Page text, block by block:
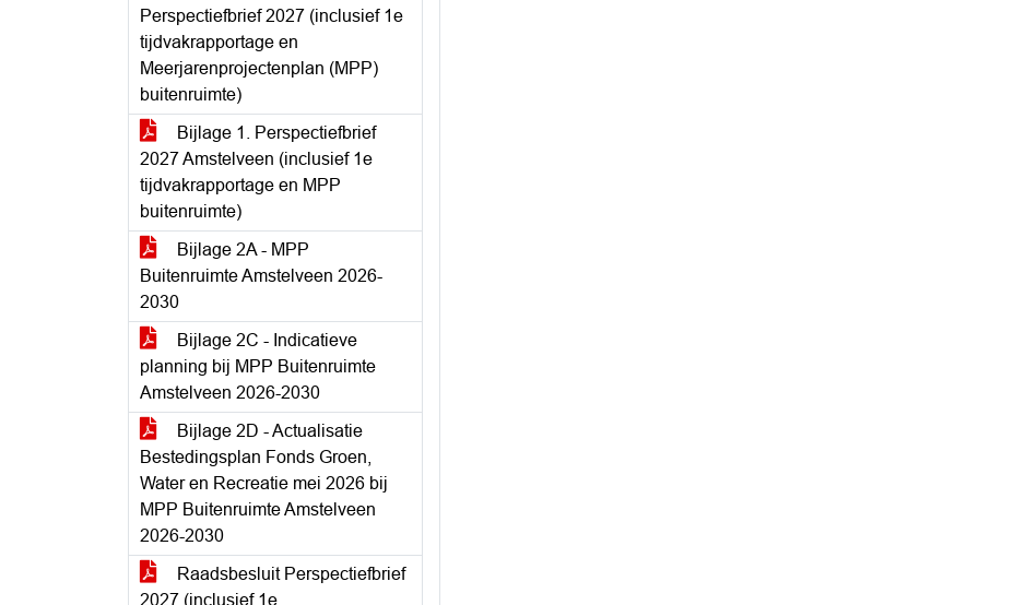
Perspectiefbrief 2027 (inclusief 1e
tijdvakrapportage en
Meerjarenprojectenplan (MPP)
buitenruimte)
Bijlage 1. Perspectiefbrief
2027 Amstelveen (inclusief 1e
tijdvakrapportage en MPP
buitenruimte)
Bijlage 2A - MPP
Buitenruimte Amstelveen 2026-
2030
Bijlage 2C - Indicatieve
planning bij MPP Buitenruimte
Amstelveen 2026-2030
Bijlage 2D - Actualisatie
Bestedingsplan Fonds Groen,
Water en Recreatie mei 2026 bij
MPP Buitenruimte Amstelveen
2026-2030
Raadsbesluit Perspectiefbrief
2027 (inclusief 1e